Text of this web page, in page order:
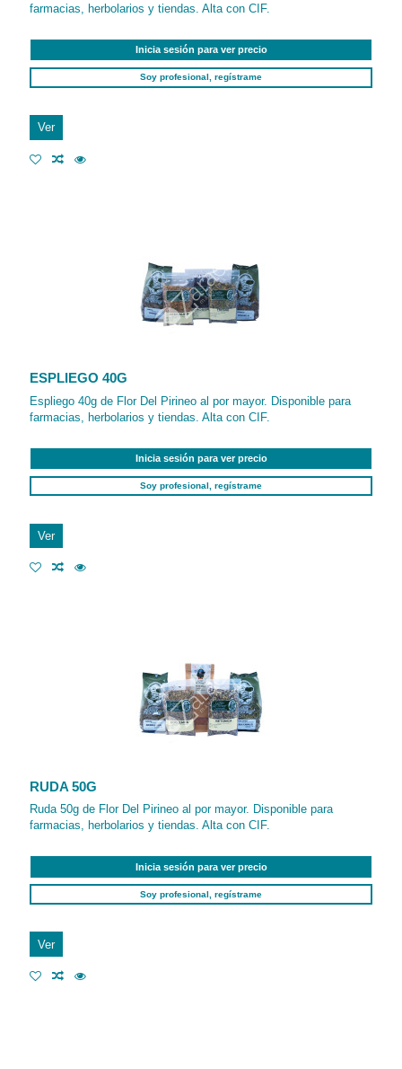
farmacias, herbolarios y tiendas. Alta con CIF.
Inicia sesión para ver precio
Soy profesional, regístrame
Ver
ESPLIEGO 40G
Espliego 40g de Flor Del Pirineo al por mayor. Disponible para
farmacias, herbolarios y tiendas. Alta con CIF.
Inicia sesión para ver precio
Soy profesional, regístrame
Ver
RUDA 50G
Ruda 50g de Flor Del Pirineo al por mayor. Disponible para
farmacias, herbolarios y tiendas. Alta con CIF.
Inicia sesión para ver precio
Soy profesional, regístrame
Ver